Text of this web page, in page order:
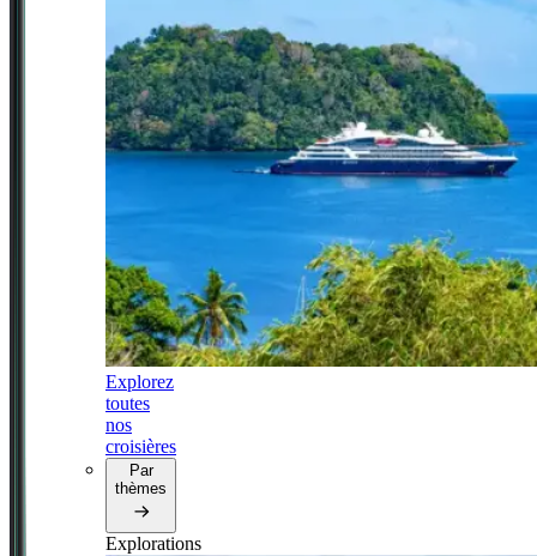
Explorez
toutes
nos
croisières
Par
thèmes
Explorations